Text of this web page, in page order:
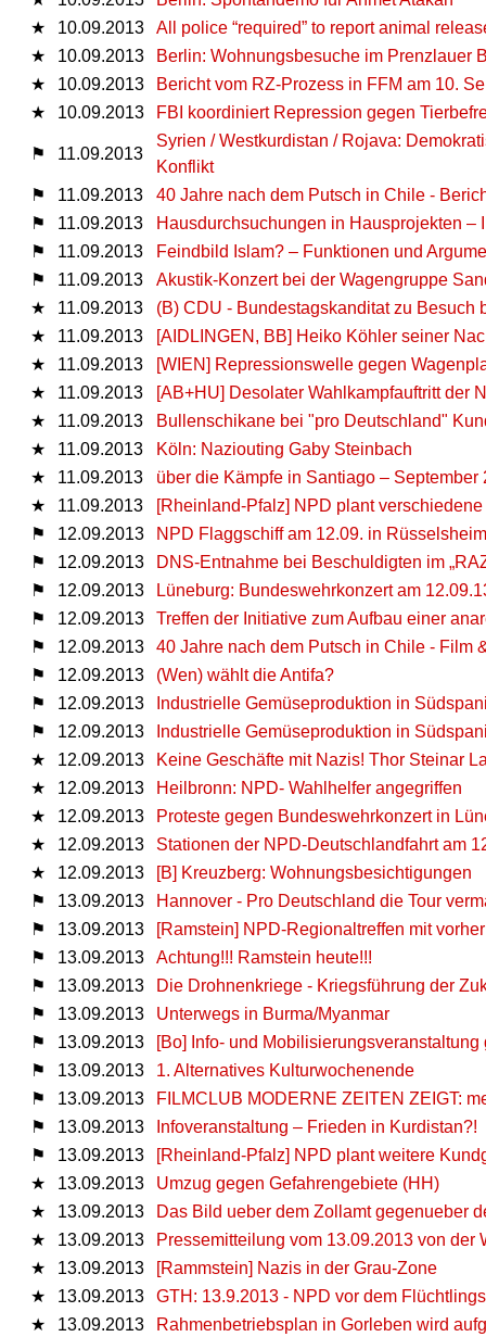
★
10.09.2013
All police “required” to report animal
★
10.09.2013
Berlin: Wohnungsbesuche im Prenzlauer
★
10.09.2013
Bericht vom RZ-Prozess in FFM am 10.
★
10.09.2013 FBI koordiniert Repression gegen
⚑ 11.09.2013
Syrien / Westkurdistan / Rojava:
Konflikt
⚑
11.09.2013
40 Jahre nach dem Putsch in Chile -
⚑
11.09.2013
Hausdurchsuchungen in Hausprojekten –
⚑
11.09.2013
Feindbild Islam? – Funktionen und
⚑
11.09.2013
Akustik-Konzert bei der Wagengruppe
★
11.09.2013
(B) CDU - Bundestagskanditat zu Besuch
★
11.09.2013
[AIDLINGEN, BB] Heiko Köhler seiner
★
11.09.2013
[WIEN] Repressionswelle gegen
★
11.09.2013
[AB+HU] Desolater Wahlkampfauftritt der
★
11.09.2013
Bullenschikane bei "pro Deutschland"
★
11.09.2013
Köln: Naziouting Gaby Steinbach
★
11.09.2013
über die Kämpfe in Santiago – September
★
11.09.2013
[Rheinland-Pfalz] NPD plant
⚑
12.09.2013
NPD Flaggschiff am 12.09. in
⚑
12.09.2013
DNS-Entnahme bei Beschuldigten im
⚑
12.09.2013
Lüneburg: Bundeswehrkonzert am
⚑
12.09.2013
Treffen der Initiative zum Aufbau einer
⚑
12.09.2013
40 Jahre nach dem Putsch in Chile - Film
⚑
12.09.2013
(Wen) wählt die Antifa?
⚑
12.09.2013
Industrielle Gemüseproduktion in
⚑
12.09.2013
Industrielle Gemüseproduktion in
★
12.09.2013
Keine Geschäfte mit Nazis! Thor Steinar
★
12.09.2013
Heilbronn: NPD- Wahlhelfer angegriffen
★
12.09.2013
Proteste gegen Bundeswehrkonzert in
★
12.09.2013
Stationen der NPD-Deutschlandfahrt am
★
12.09.2013
[B] Kreuzberg: Wohnungsbesichtigungen
⚑
13.09.2013
Hannover - Pro Deutschland die Tour
⚑
13.09.2013
[Ramstein] NPD-Regionaltreffen mit
⚑
13.09.2013
Achtung!!! Ramstein heute!!!
⚑
13.09.2013
Die Drohnenkriege - Kriegsführung der
⚑
13.09.2013
Unterwegs in Burma/Myanmar
⚑
13.09.2013
[Bo] Info- und
⚑
13.09.2013
1. Alternatives Kulturwochenende
⚑
13.09.2013
FILMCLUB MODERNE ZEITEN ZEIGT:
⚑
13.09.2013
Infoveranstaltung – Frieden in Kurdistan?!
⚑
13.09.2013
[Rheinland-Pfalz] NPD plant weitere
★
13.09.2013
Umzug gegen Gefahrengebiete (HH)
★
13.09.2013
Das Bild ueber dem Zollamt gegenueber
★
13.09.2013
Pressemitteilung vom 13.09.2013 von der
★
13.09.2013
[Rammstein] Nazis in der Grau-Zone
★
13.09.2013
GTH: 13.9.2013 - NPD vor dem
★
13.09.2013
Rahmenbetriebsplan in Gorleben wird